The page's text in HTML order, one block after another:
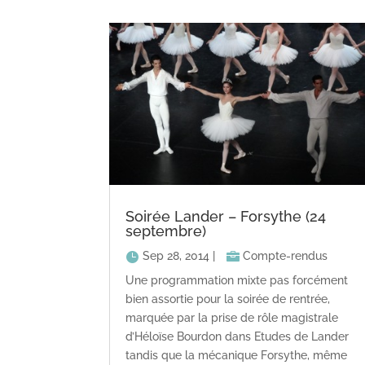
Soirée Lander – Forsythe (24
septembre)
Sep 28, 2014
Compte-rendus
Une programmation mixte pas forcément
bien assortie pour la soirée de rentrée,
marquée par la prise de rôle magistrale
d’Héloïse Bourdon dans Etudes de Lander
tandis que la mécanique Forsythe, même